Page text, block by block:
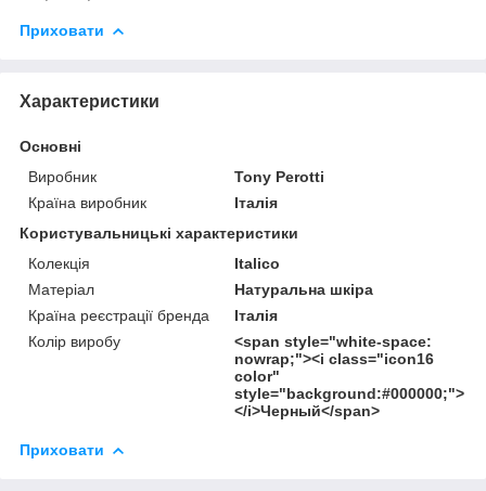
Приховати
Характеристики
Основні
Виробник
Tony Perotti
Країна виробник
Італія
Користувальницькі характеристики
Колекція
Italico
Матеріал
Натуральна шкіра
Країна реєстрації бренда
Італія
Колір виробу
<span style="white-space:
nowrap;"><i class="icon16
color"
style="background:#000000;">
</i>Черный</span>
Приховати